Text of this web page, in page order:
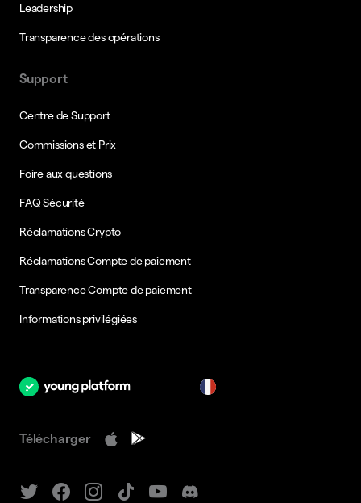
Leadership
Transparence des opérations
Support
Centre de Support
Commissions et Prix
Foire aux questions
FAQ Sécurité
Réclamations Crypto
Réclamations Compte de paiement
Transparence Compte de paiement
Informations privilégiées
Télécharger